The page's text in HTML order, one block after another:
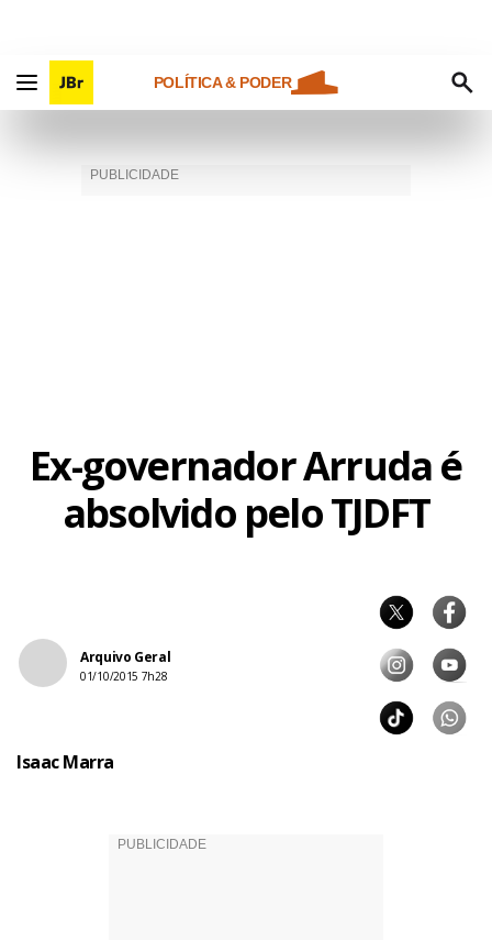
POLÍTICA & PODER
Ex-governador Arruda é
absolvido pelo TJDFT
Arquivo Geral
01/10/2015 7h28
Isaac Marra